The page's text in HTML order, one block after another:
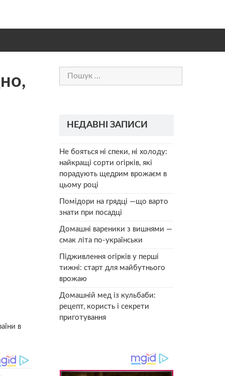
в
Пошук:
НЕДАВНІ ЗАПИСИ
Не бояться ні спеки, ні холоду:
найкращі сорти огірків, які
порадують щедрим врожаєм в
цьому році
Помідори на грядці —що варто
знати при посадці
Домашні вареники з вишнями —
смак літа по-українськи
Підживлення огірків у перші
тижні: старт для майбутнього
врожаю
Домашній мед із кульбаби:
рецепт, користь і секрети
приготування